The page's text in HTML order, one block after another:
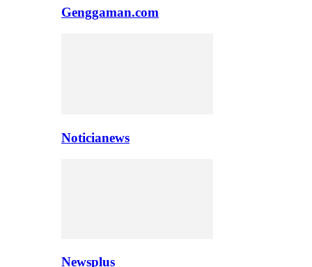
Genggaman.com
Noticianews
Newsplus